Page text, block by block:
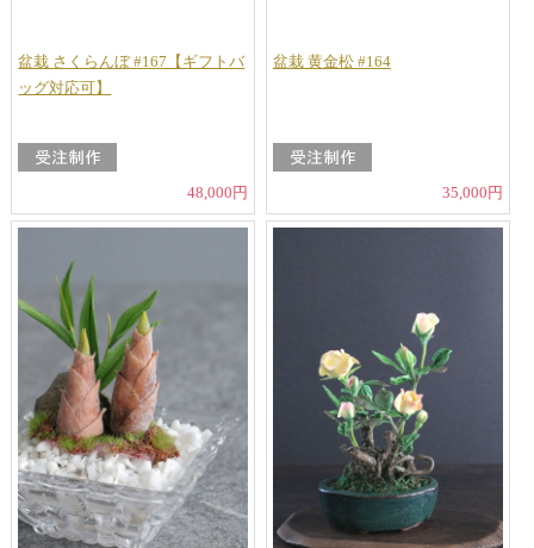
盆栽 さくらんぼ #167【ギフトバ
ッグ対応可】
48,000円
盆栽 黄金松 #164
35,000円